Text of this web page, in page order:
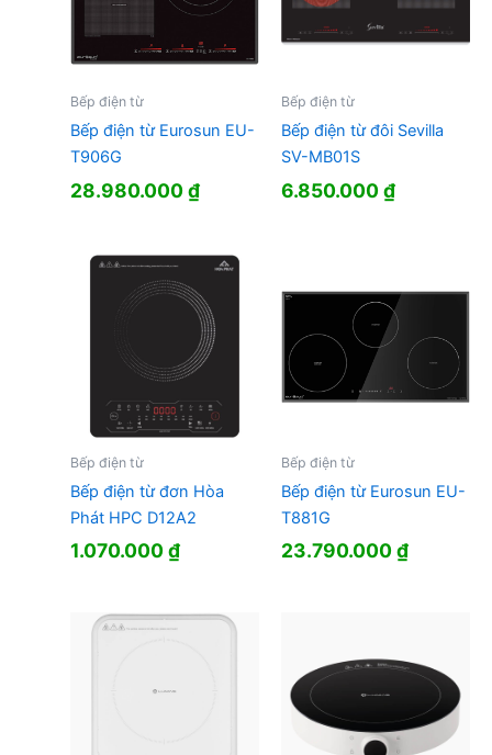
Bếp điện từ
Bếp điện từ Eurosun EU-
T906G
28.980.000₫
Bếp điện từ
Bếp điện từ đôi Sevilla
SV-MB01S
6.850.000₫
Bếp điện từ
Bếp điện từ đơn Hòa
Phát HPC D12A2
1.070.000₫
Bếp điện từ
Bếp điện từ Eurosun EU-
T881G
23.790.000₫